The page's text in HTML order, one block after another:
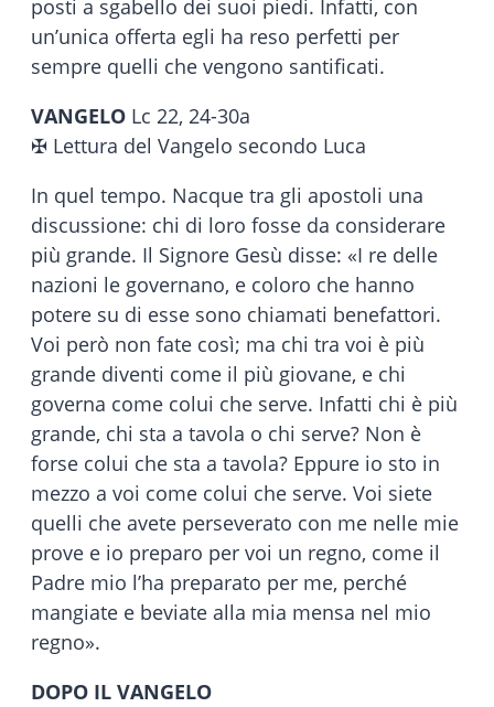
posti a sgabello dei suoi piedi. Infatti, con
un’unica offerta egli ha reso perfetti per
sempre quelli che vengono santificati.
VANGELO Lc 22, 24-30a
✠ Lettura del Vangelo secondo Luca
In quel tempo. Nacque tra gli apostoli una
discussione: chi di loro fosse da considerare
più grande. Il Signore Gesù disse: «I re delle
nazioni le governano, e coloro che hanno
potere su di esse sono chiamati benefattori.
Voi però non fate così; ma chi tra voi è più
grande diventi come il più giovane, e chi
governa come colui che serve. Infatti chi è più
grande, chi sta a tavola o chi serve? Non è
forse colui che sta a tavola? Eppure io sto in
mezzo a voi come colui che serve. Voi siete
quelli che avete perseverato con me nelle mie
prove e io preparo per voi un regno, come il
Padre mio l’ha preparato per me, perché
mangiate e beviate alla mia mensa nel mio
regno».
DOPO IL VANGELO